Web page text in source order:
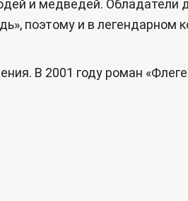
и медведей. Обладатели
поэтому и в
В 2001 году роман